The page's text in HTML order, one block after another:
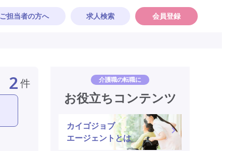
担当者の方へ 求人検索 会員登録
2件 介護職の転職に
お役立ちコンテンツ
カイゴジョブ
エージェントとは